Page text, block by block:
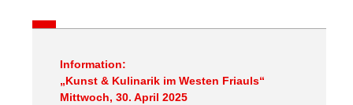
Information:
„Kunst & Kulinarik im Westen Friauls“
Mittwoch, 30. April 2025